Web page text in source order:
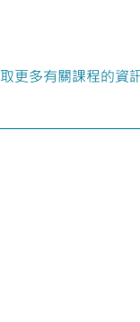
更多有關課程的資